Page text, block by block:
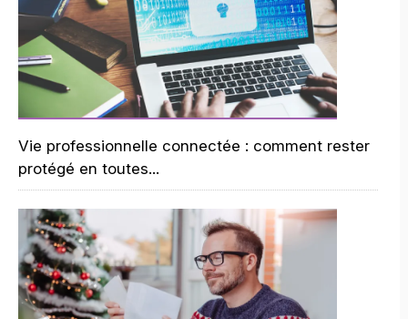
Vie professionnelle connectée : comment rester
protégé en toutes...